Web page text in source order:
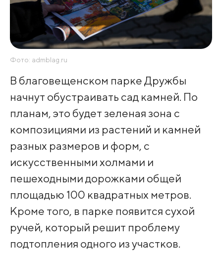
Фото: admblag.ru
В благовещенском парке Дружбы
начнут обустраивать сад камней. По
планам, это будет зеленая зона с
композициями из растений и камней
разных размеров и форм, с
искусственными холмами и
пешеходными дорожками общей
площадью 100 квадратных метров.
Кроме того, в парке появится сухой
ручей, который решит проблему
подтопления одного из участков.